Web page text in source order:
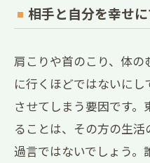
相手と自分を幸せ
肩こりや首のこり、体
に行くほどではないに
させてしまう要因です
ることは、その方の生
過言ではないでしょう。